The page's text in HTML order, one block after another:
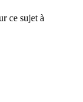
ce sujet à